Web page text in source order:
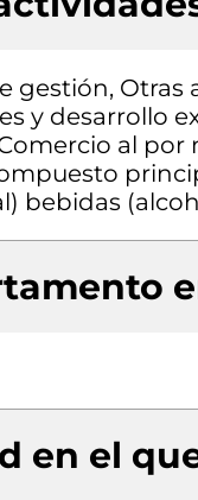
gestión,
y desarrollo
al
bebidas
en el